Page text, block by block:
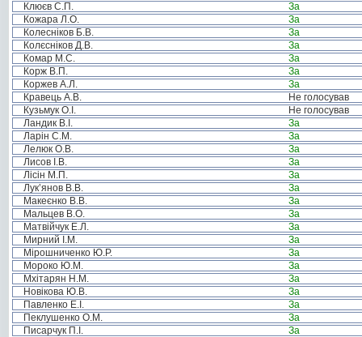
Клюєв С.П.
За
Кожара Л.О.
За
Колесніков Б.В.
За
Колєсніков Д.В.
За
Комар М.С.
За
Корж В.П.
За
Коржев А.Л.
За
Кравець А.В.
Не голосував
Кузьмук О.І.
Не голосував
Ландик В.І.
За
Ларін С.М.
За
Лелюк О.В.
За
Лисов І.В.
За
Лісін М.П.
За
Лук’янов В.В.
За
Макеєнко В.В.
За
Мальцев В.О.
За
Матвійчук Е.Л.
За
Мирний І.М.
За
Мірошниченко Ю.Р.
За
Мороко Ю.М.
За
Мхітарян Н.М.
За
Новікова Ю.В.
За
Павленко Е.І.
За
Пеклушенко О.М.
За
Писарчук П.І.
За